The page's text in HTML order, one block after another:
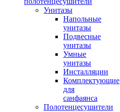
Унитазы
Напольные
унитазы
Подвесные
унитазы
Умные
унитазы
Инсталляции
Комплектующие
для
санфаянса
Полотенцесушители